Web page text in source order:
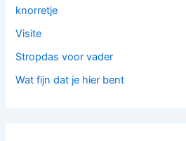
knorretje
Visite
Stropdas voor vader
Wat fijn dat je hier bent